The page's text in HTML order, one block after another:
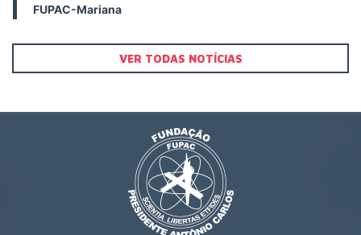
FUPAC-Mariana
VER TODAS NOTÍCIAS